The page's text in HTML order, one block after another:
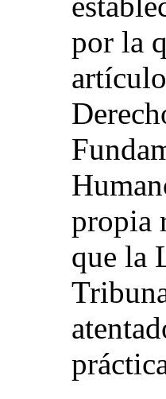
por la
propia
que la